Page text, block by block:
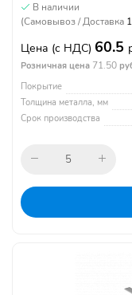
В наличии
(Самовывоз / Доставка
Цена (с НДС) 60.5
Розничная цена 71.50
Покрытие
Толщина металла, мм
Срок производства